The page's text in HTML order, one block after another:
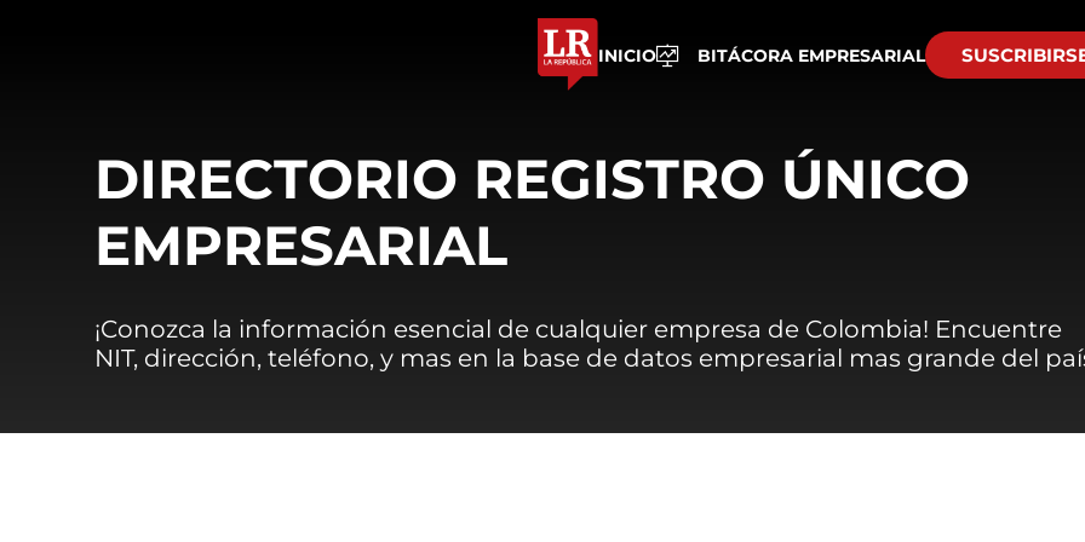
INICIO BITÁCORA EMPRESARIAL
DIRECTORIO REGISTRO ÚNICO
EMPRESARIAL
¡Conozca la información esencial de cualquier empresa de Colombia! Encuentre
NIT, dirección, teléfono, y mas en la base de datos empresarial mas grande del